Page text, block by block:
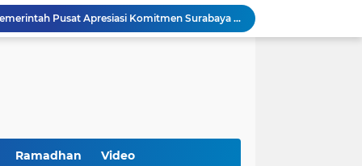
Peringatan HAN 2026, Pemerintah Pusat Apresiasi Komitmen Surabaya Penuhi Hak dan Lindungi Anak
Baru Industri Jasa Keuangan
Ramadhan Video